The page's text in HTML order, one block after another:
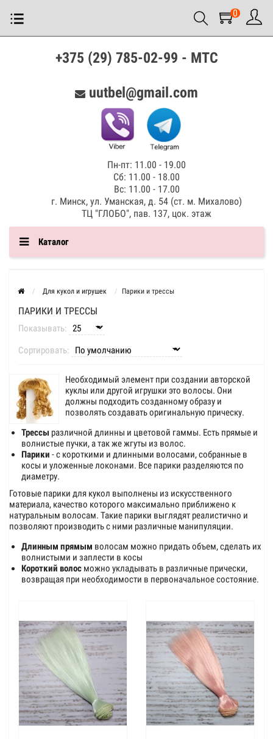
0
+375 (29) 785-02-99 - МТС
uutbel@gmail.com
Пн-пт: 11.00 - 19.00
Сб: 11.00 - 18.00
Вс: 11.00 - 17.00
г. Минск, ул. Уманская, д. 54 (ст. м. Михалово)
ТЦ "ГЛОБО", пав. 137, цок. этаж
Каталог
Для кукол и игрушек Парики и трессы
ПАРИКИ И ТРЕССЫ
Показывать:
Сортировать:
Необходимый элемент при создании авторской
куклы или другой игрушки это волосы. Они
должны подходить созданному образу и
позволять создавать оригинальную прическу.
Трессы различной длинны и цветовой гаммы. Есть прямые и
волнистые пучки, а так же жгуты из волос.
Парики - с короткими и длинными волосами, собранные в
косы и уложенные локонами. Все парики разделяются по
диаметру.
Готовые парики для кукол выполнены из искусственного
материала, качество которого максимально приближено к
натуральным волосам. Такие парики выглядят реалистично и
позволяют производить с ними различные манипуляции.
Длинным прямым волосам можно придать объем, сделать их
волнистыми и заплести в косы
Короткий волос можно укладывать в различные прически,
возвращая при необходимости в первоначальное состояние.